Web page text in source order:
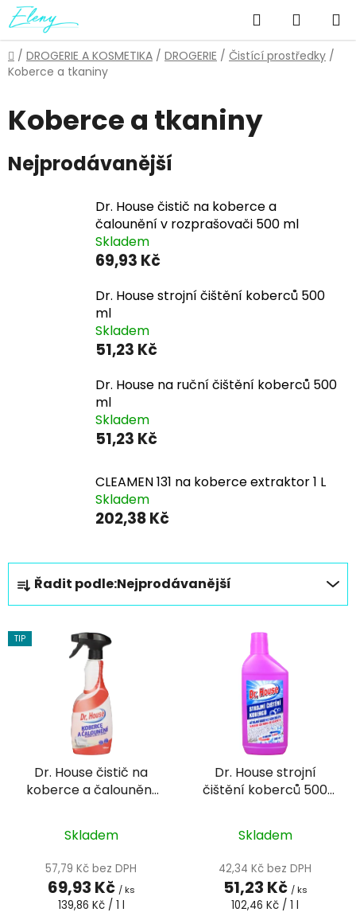
Přejít
na
obsah
Hledat
KOŠÍK
Domů
/ DROGERIE A KOSMETIKA / DROGERIE / Čistící prostředky /
Koberce a tkaniny
Koberce a tkaniny
Nejprodávanější
Dr. House čistič na koberce a
čalounění v rozprašovači 500 ml
Skladem
69,93 Kč
Dr. House strojní čištění koberců 500
ml
Skladem
51,23 Kč
Dr. House na ruční čištění koberců 500
ml
Skladem
51,23 Kč
CLEAMEN 131 na koberce extraktor 1 L
Skladem
202,38 Kč
Ř
a
z
e
n
Řadit podle:Nejprodávanější
V
ý
TIP
Dr. House čistič na
koberce a čalounění
Skladem
57,79 Kč bez DPH
69,93 Kč / ks
Měrná
139,86 Kč / 1 l
Dr. House strojní
čištění koberců 500
Skladem
42,34 Kč bez DPH
51,23 Kč / ks
Měrná
102,46 Kč / 1 l